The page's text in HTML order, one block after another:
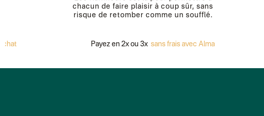
chacun de faire plaisir à coup sûr, sans
risque de retomber comme un soufflé.
Payez en 2x ou 3x sans frais avec Alma